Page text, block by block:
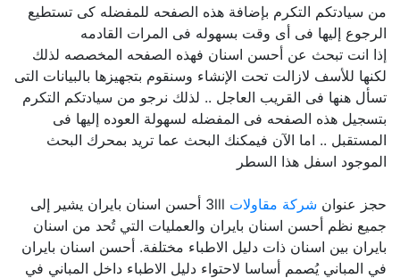
من سيادتكم التكرم بإضافة هذه الصفحه للمفضله كى تستطيع
الرجوع إليها فى أى وقت بسهوله فى المرات القادمه
إذا انت تبحث عن أحسن اسنان فهذه الصفحه المخصصه لذلك
لكنها للأسف لازالت تحت الإنشاء وسنقوم بتجهيزها بالبيانات التى
تسأل هنها فى القريب العاجل .. لذلك نرجو من سيادتكم التكرم
بتسجيل هذه الصفحه فى المفضله لسهولة العوده إليها فى
المستقبل .. اما الآن فيمكنك البحث عما تريد بمحرك البحث
الموجود اسفل هذا السطر
حجز عنوانشركة مقاولات
3lll أحسن اسنان بايران يشير إلى
جميع نظم أحسن اسنان بايران والعمليات التي تُحد من اسنان
بايران بين اسنان ذات دليل الاطباء مختلفة. أحسن اسنان بايران
في المباني يُصمم أساسا لاحتواء دليل الاطباء داخل المباني في